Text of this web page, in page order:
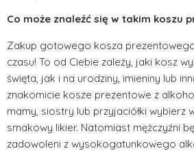
Co może znaleźć się w takim koszu
Zakup gotowego kosza
czasu! To od Ciebie zależy, jaki kosz
święta, jak i na urodziny, imieniny lub
znakomicie kosze prezentowe z
mamy, siostry lub przyjaciółki wybierz
smakowy likier. Natomiast mężczyźni
zadowoleni z wysokogatunkowego